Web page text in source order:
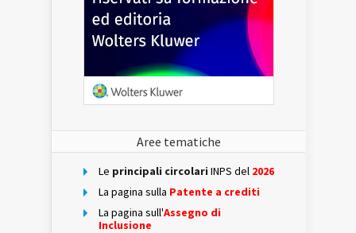
Aree tematiche
Le principali circolari INPS del 2026
La pagina sulla Patente a crediti
La pagina sull'Assegno di
Inclusione